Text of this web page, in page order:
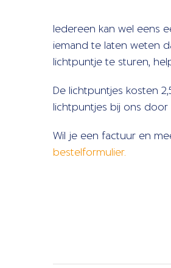
Iedereen kan wel eens
iemand te laten weten
lichtpuntje te sturen,
De lichtpuntjes kosten
lichtpuntjes bij ons
Wil je een factuur en
bestelformulier.